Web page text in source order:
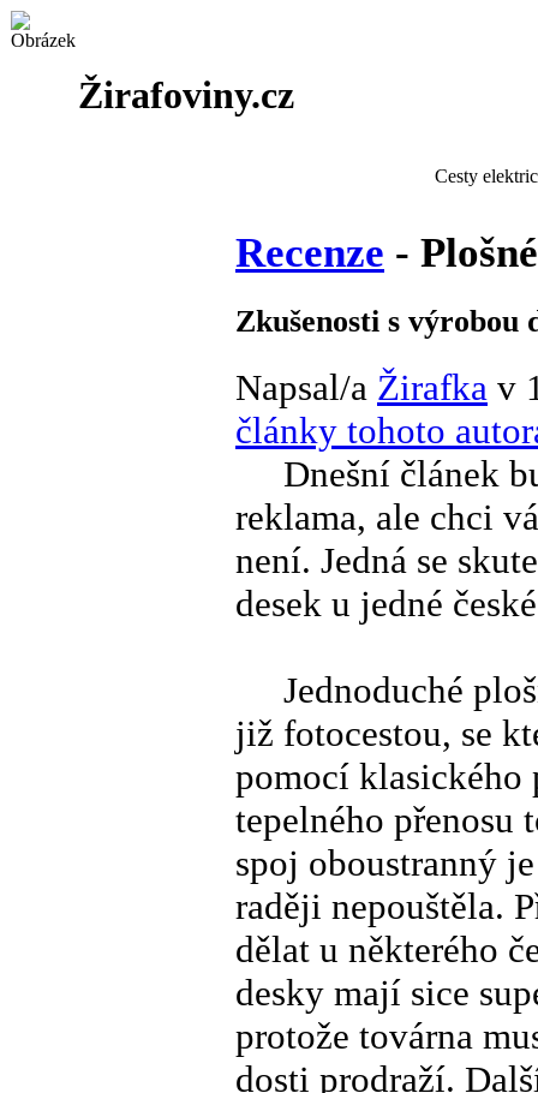
Žirafoviny.cz
Cesty
Recenze -
Zkušenosti s výrobou
Napsal/a Žirafka v
články tohoto
Dnešní článek
reklama, ale chci
není. Jedná se
desek u jedné
Jednoduché
již fotocestou, se
pomocí
tepelného přenosu
spoj oboustranný
raději nepouštěla.
dělat u některého
desky mají sice
protože továrna
dosti prodraží.